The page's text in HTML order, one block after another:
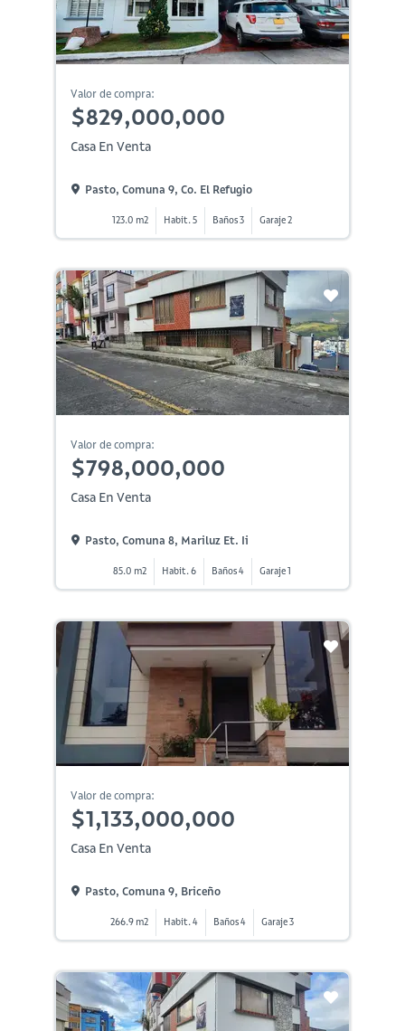
Valor de compra:
$829,000,000
Casa En Venta
Pasto, Comuna 9, Co. El Refugio
123.0 m2 Habit. 5 Baños 3 Garaje 2
Valor de compra:
$798,000,000
Casa En Venta
Pasto, Comuna 8, Mariluz Et. Ii
85.0 m2 Habit. 6 Baños 4 Garaje 1
Valor de compra:
$1,133,000,000
Casa En Venta
Pasto, Comuna 9, Briceño
266.9 m2 Habit. 4 Baños 4 Garaje 3